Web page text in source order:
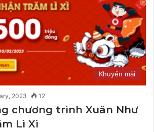
Khuyến mãi
2023 12
chương trình Xuân Như
Lì Xì